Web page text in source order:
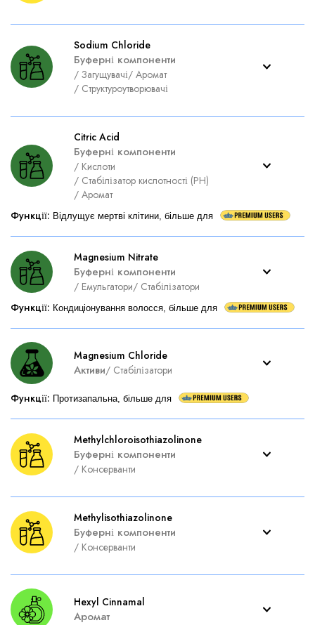
Sodium Chloride
Буферні компоненти
/ Загущувачі/ Аромат
/ Структуроутворювачі
Citric Acid
Буферні компоненти
/ Кислоти
/ Стабілізатор кислотності (PH)
/ Аромат
Функції: Відлущує мертві клітини, більше для
Magnesium Nitrate
Буферні компоненти
/ Емульгатори/ Стабілізатори
Функції: Кондиціонування волосся, більше для
Magnesium Chloride
Активи/ Стабілізатори
Функції: Протизапальна, більше для
Methylchloroisothiazolinone
Буферні компоненти
/ Консерванти
Methylisothiazolinone
Буферні компоненти
/ Консерванти
Hexyl Cinnamal
Аромат